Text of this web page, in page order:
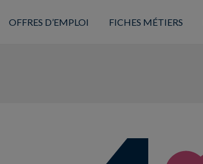
OFFRES D’EMPLOI FICHES MÉTIERS